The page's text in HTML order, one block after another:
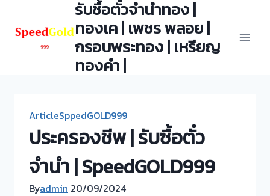
content
รับซื้อตั๋วจำนำทอง |
ทองเค | เพชร พลอย |
กรอบพระทอง | เหรียญ
ทองคำ |
ArticleSppedGOLD999
ประครองชีพ | รับซื้อตั๋ว
จำนำ | SpeedGOLD999
Byadmin 20/09/2024